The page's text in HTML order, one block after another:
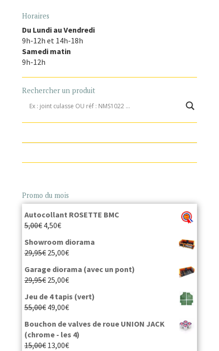
Horaires
Du Lundi au Vendredi
9h-12h et 14h-18h
Samedi matin
9h-12h
Rechercher un produit
Promo du mois
Autocollant ROSETTE BMC
5,00€ 4,50€
Showroom diorama
29,95€ 25,00€
Garage diorama (avec un pont)
29,95€ 25,00€
Jeu de 4 tapis (vert)
55,00€ 49,00€
Bouchon de valves de roue UNION JACK
(chrome - les 4)
15,00€ 13,00€